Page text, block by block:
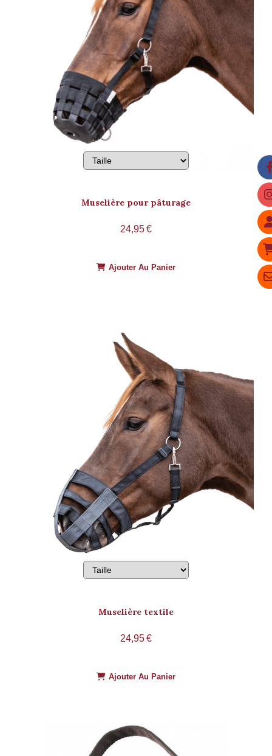
Muselière pour pâturage
24,95€
Ajouter Au Panier
Muselière textile
24,95€
Ajouter Au Panier